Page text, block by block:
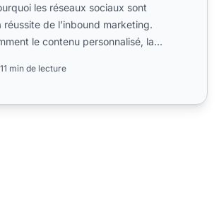
les réseaux sociaux sont
réussite de l’inbound marketing.
le contenu personnalisé, la
11 min de lecture